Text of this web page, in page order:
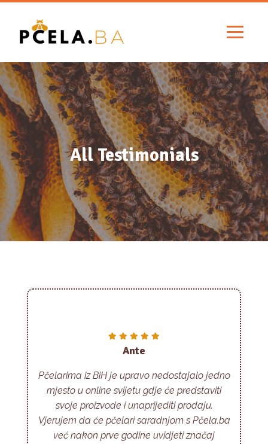
All Testimonials
Ante
Pčelarima iz BiH je upravo nedostajalo jedno
mjesto u online svijetu gdje će predstaviti
svoje proizvode i unaprijediti prodaju.
Vjerujem da će pčelari saradnjom s Pčela.ba
već nakon prve godine uvidjeti značaj